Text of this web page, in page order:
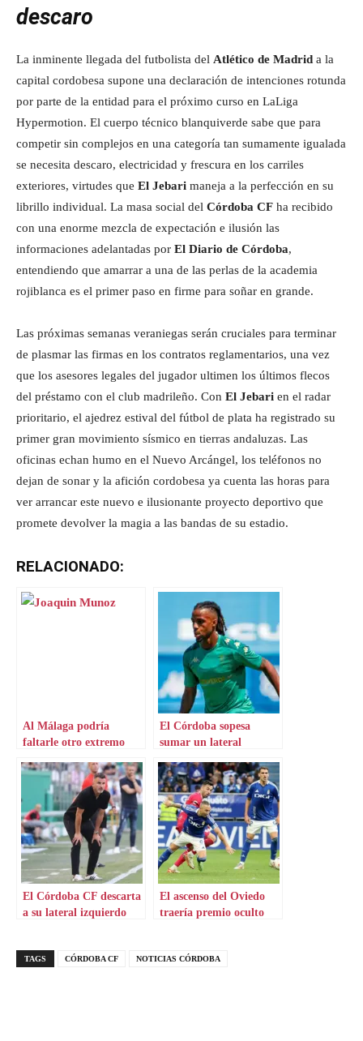
descaro
La inminente llegada del futbolista del Atlético de Madrid a la
capital cordobesa supone una declaración de intenciones rotunda
por parte de la entidad para el próximo curso en LaLiga
Hypermotion. El cuerpo técnico blanquiverde sabe que para
competir sin complejos en una categoría tan sumamente igualada
se necesita descaro, electricidad y frescura en los carriles
exteriores, virtudes que El Jebari maneja a la perfección en su
librillo individual. La masa social del Córdoba CF ha recibido
con una enorme mezcla de expectación e ilusión las
informaciones adelantadas por El Diario de Córdoba,
entendiendo que amarrar a una de las perlas de la academia
rojiblanca es el primer paso en firme para soñar en grande.
Las próximas semanas veraniegas serán cruciales para terminar
de plasmar las firmas en los contratos reglamentarios, una vez
que los asesores legales del jugador ultimen los últimos flecos
del préstamo con el club madrileño. Con El Jebari en el radar
prioritario, el ajedrez estival del fútbol de plata ha registrado su
primer gran movimiento sísmico en tierras andaluzas. Las
oficinas echan humo en el Nuevo Arcángel, los teléfonos no
dejan de sonar y la afición cordobesa ya cuenta las horas para
ver arrancar este nuevo e ilusionante proyecto deportivo que
promete devolver la magia a las bandas de su estadio.
RELACIONADO:
Al Málaga podría
faltarle otro extremo
El Córdoba sopesa
sumar un lateral
El Córdoba CF descarta
a su lateral izquierdo
El ascenso del Oviedo
traería premio oculto
TAGS CÓRDOBA CF NOTICIAS CÓRDOBA